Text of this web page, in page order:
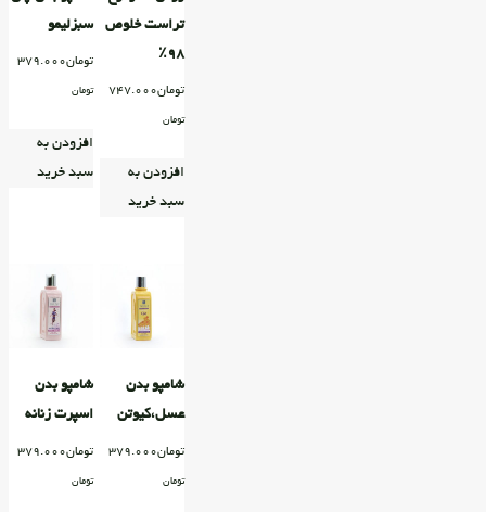
تراست خلوص
۹۸٪
تومان747.000
تومان
افزودن به
سبد خرید
سبزلیمو
تومان379.000
تومان
افزودن به
سبد خرید
شامپو بدن
عسل،کیوتن
تومان379.000
تومان
شامپو بدن
اسپرت زنانه
تومان379.000
تومان